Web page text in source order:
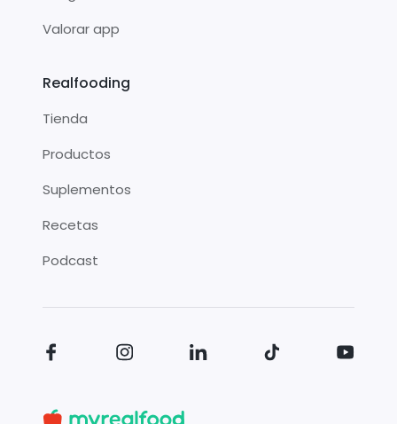
Valorar app
Realfooding
Tienda
Productos
Suplementos
Recetas
Podcast